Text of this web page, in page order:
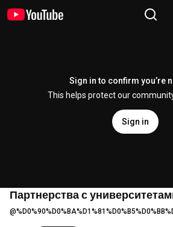
Sign in to confirm you’re
This helps protect our
Sign in
Партнерства с
@